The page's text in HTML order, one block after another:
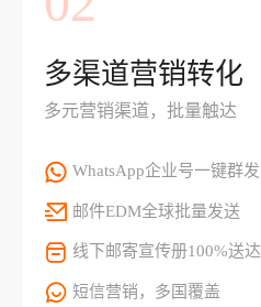
多渠道营销转化
多元营销渠道，批量触达
WhatsApp企业号一键群发
邮件EDM全球批量发送
线下邮寄宣传册100%送达
短信营销，多国覆盖